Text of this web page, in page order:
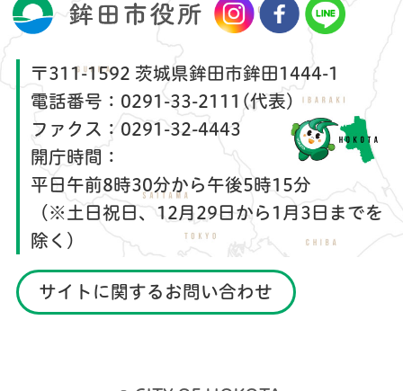
〒311-1592 茨城県鉾田市鉾田1444-1
電話番号： 0291-33-2111(代表)
ファクス： 0291-32-4443
開庁時間：
平日午前8時30分から午後5時15分
（※土日祝日、12月29日から1月3日までを
除く）
サイトに関するお問い合わせ